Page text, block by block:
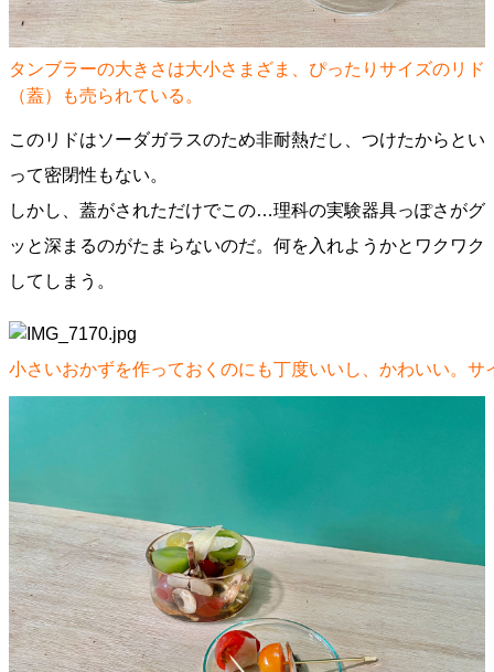
タンブラーの大きさは大小さまざま、ぴったりサイズのリド
（蓋）も売られている。
このリドはソーダガラスのため非耐熱だし、つけたからとい
って密閉性もない。
しかし、蓋がされただけでこの…理科の実験器具っぽさがグ
ッと深まるのがたまらないのだ。何を入れようかとワクワク
してしまう。
小さいおかずを作っておくのにも丁度いいし、かわいい。